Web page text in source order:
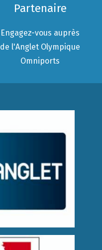
Partenaire
Engagez-vous auprès
de l'Anglet Olympique
Omniports